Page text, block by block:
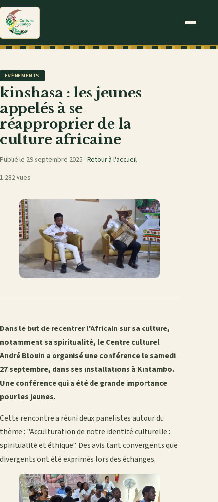
EVÉNEMENTS
kinshasa : les jeunes
appelés à se
réapproprier de la
culture africaine
Publié le 29 septembre 2025 · Retour à l'accueil
1 282 vues
Dans le but de recentrer l'Africain sur sa culture,
notamment sa spiritualité, le Centre culturel
André Blouin a organisé une conférence le samedi
27 septembre, dans ses installations à Kintambo.
Une conférence qui a été de grande importance
pour les jeunes.
Cette rencontre a réuni deux panelistes autour du
thème : "Acculturation de notre identité culturelle :
spiritualité et éthique". Des avis tant convergents que
divergents ont été exprimés lors des échanges.